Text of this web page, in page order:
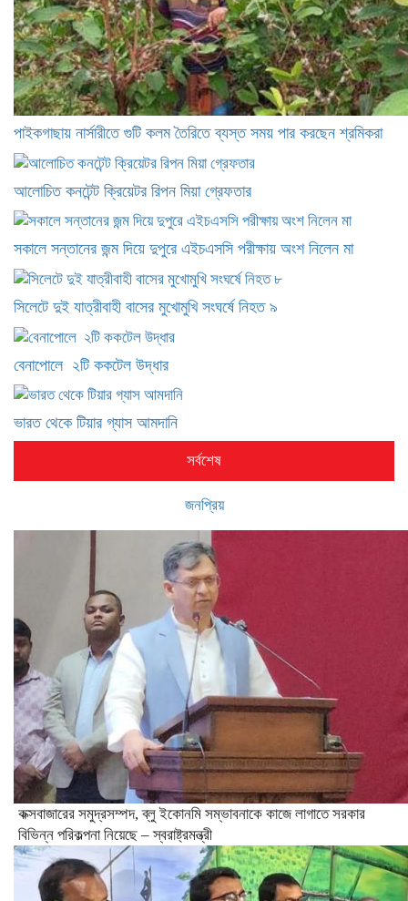
পাইকগাছায় নার্সারীতে গুটি কলম তৈরিতে ব্যস্ত সময় পার করছেন শ্রমিকরা
আলোচিত কনটেন্ট ক্রিয়েটর রিপন মিয়া গ্রেফতার
সকালে সন্তানের জন্ম দিয়ে দুপুরে এইচএসসি পরীক্ষায় অংশ নিলেন মা
সিলেটে দুই যাত্রীবাহী বাসের মুখোমুখি সংঘর্ষে নিহত ৯
বেনাপোলে ২টি ককটেল উদ্ধার
ভারত থেকে টিয়ার গ্যাস আমদানি
সর্বশেষ
জনপ্রিয়
কক্সবাজারের সমুদ্রসম্পদ, ব্লু ইকোনমি সম্ভাবনাকে কাজে লাগাতে সরকার
বিভিন্ন পরিকল্পনা নিয়েছে – স্বরাষ্ট্রমন্ত্রী